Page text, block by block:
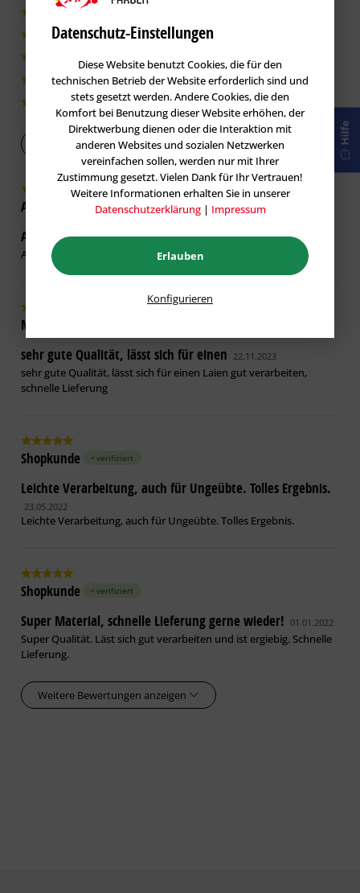
Einsatzbereiche
innen 1 innen 2 innen 3 außen 1
außen 2
+ – –
–
(–) nicht geeignet / (○) bedingt geeignet / (+) geeignet
0|0%
0|0%
0|0%
0|0%
Bewertung abgeben
Andrea R. verifiziert
Alles super gelaufen! 27.02.2025
Alles super gelaufen!
Michael R.
sehr gute Qualität, lässt sich für einen 22.11.2023
sehr gute Qualität, lässt sich für einen Laien gut verarbeiten,
schnelle Lieferung
Shopkunde verifiziert
Leichte Verarbeitung, auch für Ungeübte. Tolles Ergebnis.
23.05.2022
Leichte Verarbeitung, auch für Ungeübte. Tolles Ergebnis.
Shopkunde verifiziert
Super Material, schnelle Lieferung gerne wieder! 01.01.2022
Super Qualität. Läst sich gut verarbeiten und ist ergiebig. Schnelle
Lieferung.
Weitere Bewertungen anzeigen
Hilfe
Datenschutz-Einstellungen
Diese Website benutzt Cookies, die für den
technischen Betrieb der Website erforderlich sind und
stets gesetzt werden. Andere Cookies, die den
Komfort bei Benutzung dieser Website erhöhen, der
Direktwerbung dienen oder die Interaktion mit
anderen Websites und sozialen Netzwerken
vereinfachen sollen, werden nur mit Ihrer
Zustimmung gesetzt. Vielen Dank für Ihr Vertrauen!
Weitere Informationen erhalten Sie in unserer
Datenschutzerklärung| Impressum
Erlauben
Konfigurieren